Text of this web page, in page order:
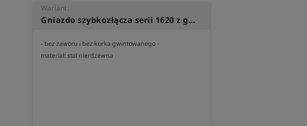
Wariant:
Gniazdo szybkozłącza serii 1620 z gwintem zewnętrznym 1/4", wolny przelot
- bez zaworu i bez korka gwintowanego -
materiał: stal nierdzewna